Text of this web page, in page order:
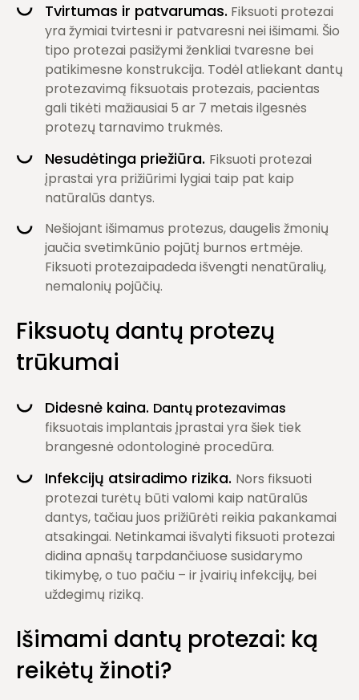
Tvirtumas ir patvarumas. Fiksuoti protezai
yra žymiai tvirtesni ir patvaresni nei išimami. Šio
tipo protezai pasižymi ženkliai tvaresne bei
patikimesne konstrukcija. Todėl atliekant dantų
protezavimą fiksuotais protezais, pacientas
gali tikėti mažiausiai 5 ar 7 metais ilgesnės
protezų tarnavimo trukmės.
Nesudėtinga priežiūra. Fiksuoti protezai
įprastai yra prižiūrimi lygiai taip pat kaip
natūralūs dantys.
Nešiojant išimamus protezus, daugelis žmonių
jaučia svetimkūnio pojūtį burnos ertmėje.
Fiksuoti protezaipadeda išvengti nenatūralių,
nemalonių pojūčių.
Fiksuotų dantų protezų
trūkumai
Didesnė kaina. Dantų protezavimas
fiksuotais implantais įprastai yra šiek tiek
brangesnė odontologinė procedūra.
Infekcijų atsiradimo rizika. Nors fiksuoti
protezai turėtų būti valomi kaip natūralūs
dantys, tačiau juos prižiūrėti reikia pakankamai
atsakingai. Netinkamai išvalyti fiksuoti protezai
didina apnašų tarpdančiuose susidarymo
tikimybę, o tuo pačiu – ir įvairių infekcijų, bei
uždegimų riziką.
Išimami dantų protezai: ką
reikėtų žinoti?